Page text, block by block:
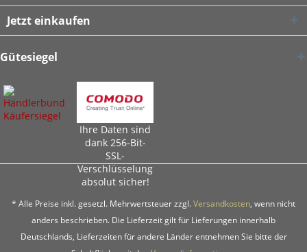
Jetzt einkaufen
Gütesiegel
Ihre Daten sind
dank 256-Bit-
SSL-
Verschlüsselung
absolut sicher!
* Alle Preise inkl. gesetzl. Mehrwertsteuer zzgl.Versandkosten, wenn nicht
anders beschrieben. Die Lieferzeit gilt für Lieferungen innerhalb
Deutschlands, Lieferzeiten für andere Länder entnehmen Sie bitte der